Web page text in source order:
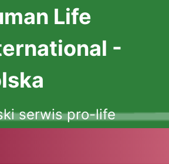
Life
-
serwis pro-life